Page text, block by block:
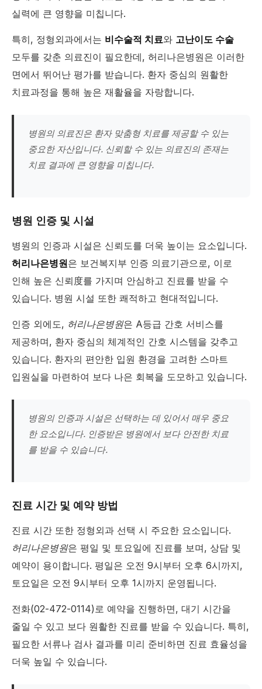
실력에 큰 영향을 미칩니다.
특히, 정형외과에서는 비수술적 치료와 고난이도 수술
모두를 갖춘 의료진이 필요한데, 허리나은병원은 이러한
면에서 뛰어난 평가를 받습니다. 환자 중심의 원활한
치료과정을 통해 높은 재활율을 자랑합니다.
병원의 의료진은 환자 맞춤형 치료를 제공할 수 있는
중요한 자산입니다. 신뢰할 수 있는 의료진의 존재는
치료 결과에 큰 영향을 미칩니다.
병원 인증 및 시설
병원의 인증과 시설은 신뢰도를 더욱 높이는 요소입니다.
허리나은병원은 보건복지부 인증 의료기관으로, 이로
인해 높은 신뢰度를 가지며 안심하고 진료를 받을 수
있습니다. 병원 시설 또한 쾌적하고 현대적입니다.
인증 외에도, 허리나은병원은 A등급 간호 서비스를
제공하며, 환자 중심의 체계적인 간호 시스템을 갖추고
있습니다. 환자의 편안한 입원 환경을 고려한 스마트
입원실을 마련하여 보다 나은 회복을 도모하고 있습니다.
병원의 인증과 시설은 선택하는 데 있어서 매우 중요
한 요소입니다. 인증받은 병원에서 보다 안전한 치료
를 받을 수 있습니다.
진료 시간 및 예약 방법
진료 시간 또한 정형외과 선택 시 주요한 요소입니다.
허리나은병원은 평일 및 토요일에 진료를 보며, 상담 및
예약이 용이합니다. 평일은 오전 9시부터 오후 6시까지,
토요일은 오전 9시부터 오후 1시까지 운영됩니다.
전화(02-472-0114)로 예약을 진행하면, 대기 시간을
줄일 수 있고 보다 원활한 진료를 받을 수 있습니다. 특히,
필요한 서류나 검사 결과를 미리 준비하면 진료 효율성을
더욱 높일 수 있습니다.